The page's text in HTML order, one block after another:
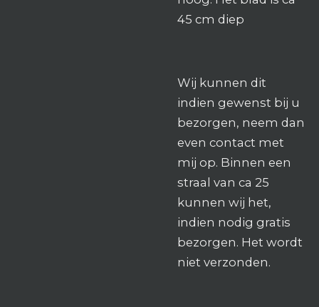
45 cm diep
Wij kunnen dit
indien gewenst bij u
bezorgen, neem dan
even contact met
mij op. Binnen een
straal van ca 25
kunnen wij het,
indien nodig gratis
bezorgen. Het wordt
niet verzonden.